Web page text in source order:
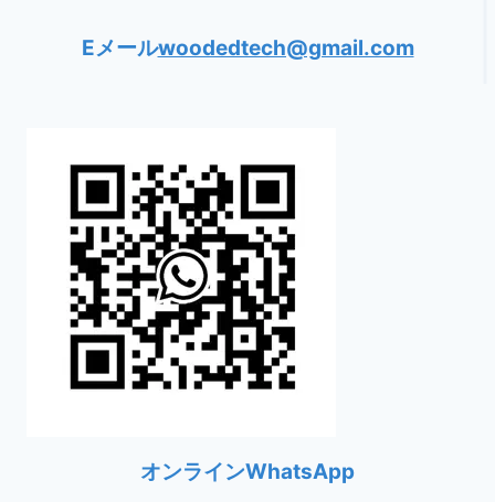
Eメールwoodedtech@gmail.com
オンラインWhatsApp